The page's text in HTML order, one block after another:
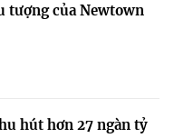
tượng của Newtown
hút hơn 27 ngàn tỷ